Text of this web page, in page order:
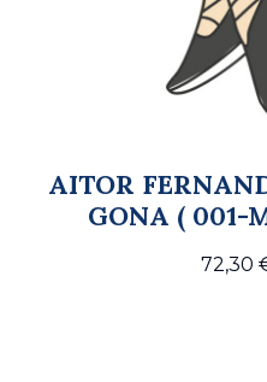
AITOR
GONA ( 001-
72,30